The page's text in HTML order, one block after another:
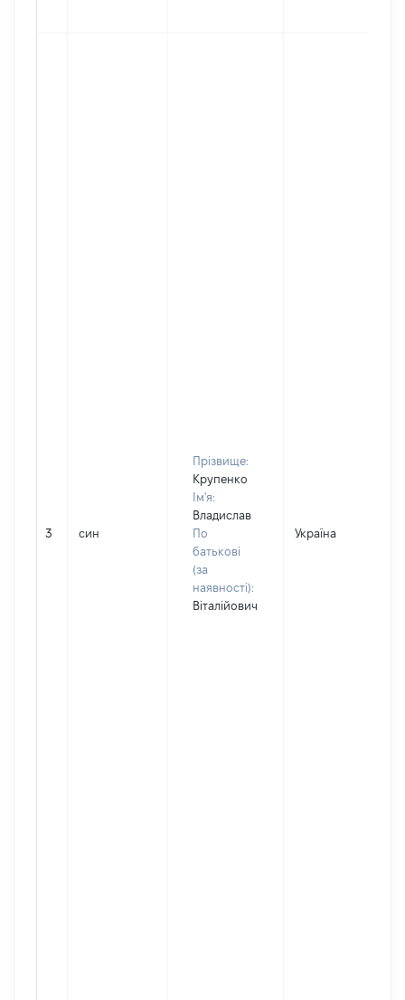
3 син
Прізвище:
Крупенко
Ім'я:
Владислав
По
батькові
(за
наявності):
Віталійович
Україна